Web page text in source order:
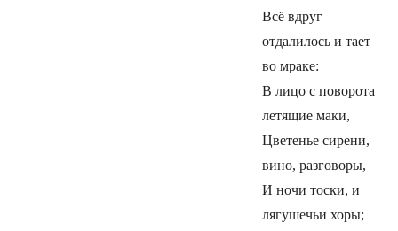
Всё вдруг
отдалилось и тает
во мраке:
В лицо с поворота
летящие маки,
Цветенье сирени,
вино, разговоры,
И ночи тоски, и
лягушечьи хоры;